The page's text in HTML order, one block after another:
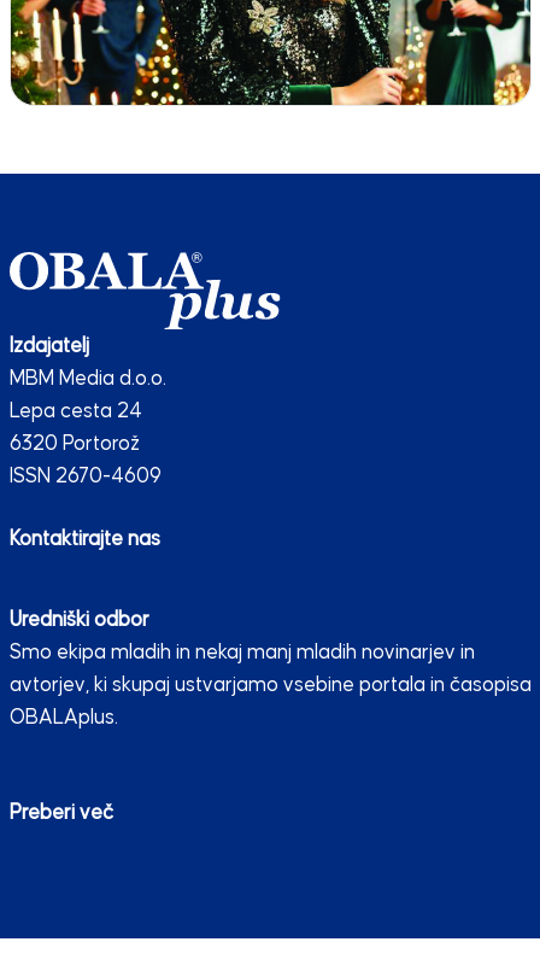
Izdajatelj
MBM Media d.o.o.
Lepa cesta 24
6320 Portorož
ISSN 2670-4609
Kontaktirajte nas
Uredniški odbor
Smo ekipa mladih in nekaj manj mladih novinarjev in
avtorjev, ki skupaj ustvarjamo vsebine portala in časopisa
OBALAplus.
Preberi več